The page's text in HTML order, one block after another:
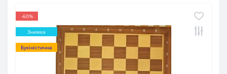
-60%
Знижка
Букіністична